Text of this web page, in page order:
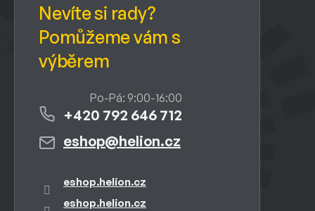
eshop@helion.cz
+420 792 646 712
eshop.helion.cz
eshop.helion.cz